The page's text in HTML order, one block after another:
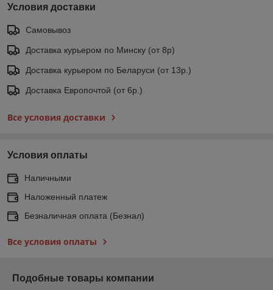
Условия доставки
Самовывоз
Доставка курьером по Минску (от 8р)
Доставка курьером по Беларуси (от 13р.)
Доставка Европочтой (от 6р.)
Все условия доставки
Условия оплаты
Наличными
Наложенный платеж
Безналичная оплата (Безнал)
Все условия оплаты
Подобные товары компании